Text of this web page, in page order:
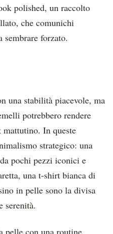
polished, un raccolto
che comunichi
sembrare forzato.
una stabilità piacevole, ma
potrebbero rendere
In queste
strategico: una
pochi pezzi iconici e
una t-shirt bianca di
in pelle sono la divisa
serenità.
pelle con una routine